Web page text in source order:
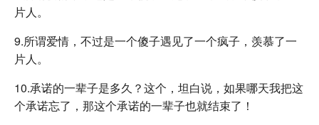
片人。
9.所谓爱情，不过是一个傻子遇见了一个疯子，羡慕了一
片人。
10.承诺的一辈子是多久？这个，坦白说，如果哪天我把这
个承诺忘了，那这个承诺的一辈子也就结束了！